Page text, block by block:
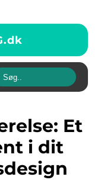
dk
i dit